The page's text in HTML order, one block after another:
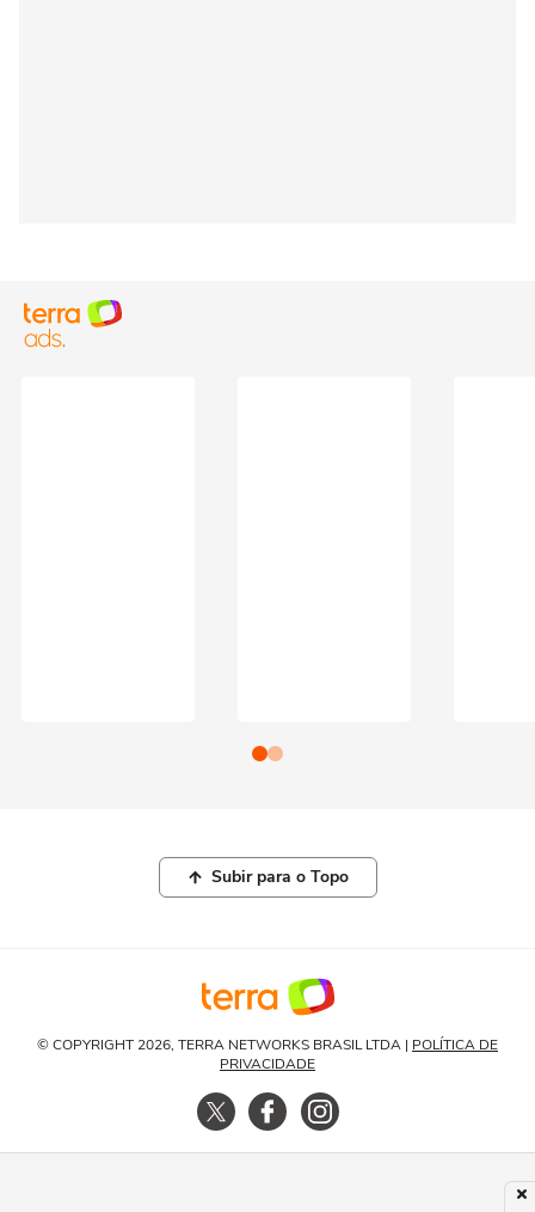
Subir para o Topo
© COPYRIGHT 2026, TERRA NETWORKS BRASIL LTDA | POLÍTICA DE
PRIVACIDADE